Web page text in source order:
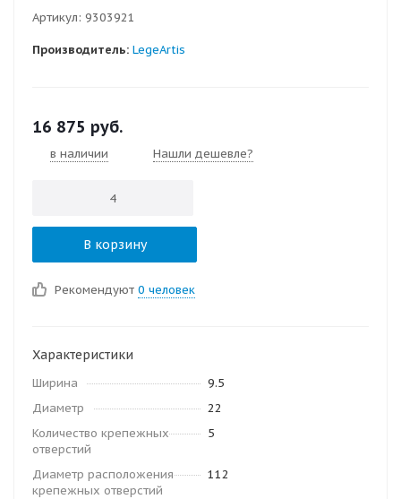
Артикул: 9303921
Производитель: LegeArtis
16 875 руб.
в наличии Нашли дешевле?
В корзину
Рекомендуют 0 человек
Характеристики
Ширина
9.5
Диаметр
22
Количество крепежных
отверстий
5
Диаметр расположения
крепежных отверстий
112